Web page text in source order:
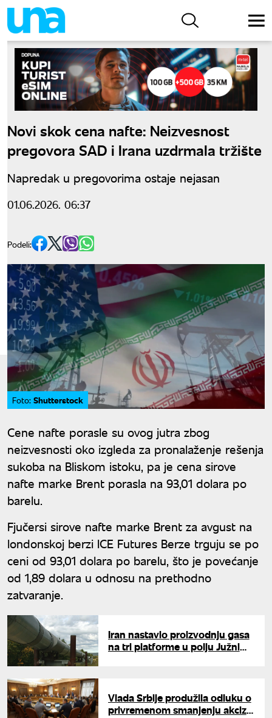
Novi skok cena nafte: Neizvesnost
pregovora SAD i Irana uzdrmala tržište
Napredak u pregovorima ostaje nejasan
01.06.2026. 06:37
Podeli:
Foto: Shutterstock
Cene nafte porasle su ovog jutra zbog
neizvesnosti oko izgleda za pronalaženje rešenja
sukoba na Bliskom istoku, pa je cena sirove
nafte marke Brent porasla na 93,01 dolara po
barelu.
Fjučersi sirove nafte marke Brent za avgust na
londonskoj berzi ICE Futures Berze trguju se po
ceni od 93,01 dolara po barelu, što je povećanje
od 1,89 dolara u odnosu na prethodno
zatvaranje.
Iran nastavio proizvodnju gasa
na tri platforme u polju Južni
Vlada Srbije produžila odluku o
privremenom smanjenju akciza